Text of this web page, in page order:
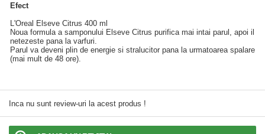
Efect
L'Oreal Elseve Citrus 400 ml
Noua formula a samponului Elseve Citrus purifica mai intai parul, apoi il
netezeste pana la varfuri.
Parul va deveni plin de energie si stralucitor pana la urmatoarea spalare
(mai mult de 48 ore).
Inca nu sunt review-uri la acest produs !